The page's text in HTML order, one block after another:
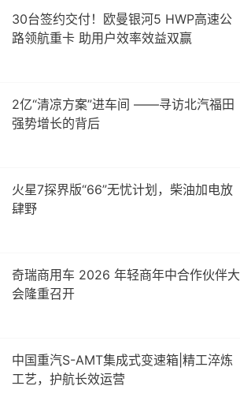
30台签约交付！欧曼银河5 HWP高速公
路领航重卡 助用户效率效益双赢
2亿“清凉方案”进车间 ——寻访北汽福田
强势增长的背后
火星7探界版“66”无忧计划，柴油加电放
肆野
奇瑞商用车 2026 年轻商年中合作伙伴大
会隆重召开
中国重汽S-AMT集成式变速箱|精工淬炼
工艺，护航长效运营